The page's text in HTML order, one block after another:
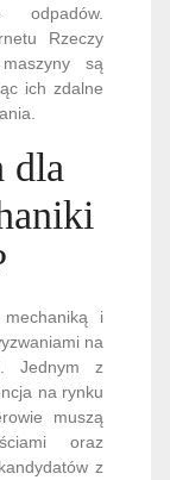
odpadów.
Rzeczy
są
ich zdalne
dla
mechaniką i
na
Jednym z
na rynku
muszą
oraz
z